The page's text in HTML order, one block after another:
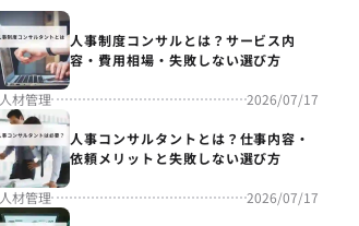
人事制度コンサルとは？サービス内
容・費用相場・失敗しない選び方
人材管理 2026/07/17
人事コンサルタントとは？仕事内容・
依頼メリットと失敗しない選び方
人材管理 2026/07/17